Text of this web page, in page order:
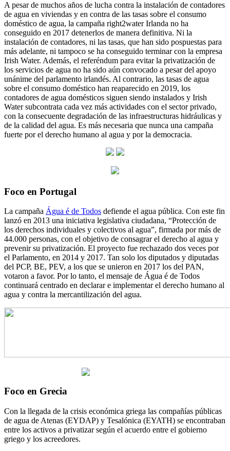
A pesar de muchos años de lucha contra la instalación de contadores
de agua en viviendas y en contra de las tasas sobre el consumo
doméstico de agua, la campaña right2water Irlanda no ha
conseguido en 2017 detenerlos de manera definitiva. Ni la
instalación de contadores, ni las tasas, que han sido pospuestas para
más adelante, ni tampoco se ha conseguido terminar con la empresa
Irish Water. Además, el referéndum para evitar la privatización de
los servicios de agua no ha sido aún convocado a pesar del apoyo
unánime del parlamento irlandés. Al contrario, las tasas de agua
sobre el consumo doméstico han reaparecido en 2019, los
contadores de agua domésticos siguen siendo instalados y Irish
Water subcontrata cada vez más actividades con el sector privado,
con la consecuente degradación de las infraestructuras hidráulicas y
de la calidad del agua. Es más necesaria que nunca una campaña
fuerte por el derecho humano al agua y por la democracia.
Foco en Portugal
La campaña Água é de Todos defiende el agua pública. Con este fin
lanzó en 2013 una iniciativa legislativa ciudadana, “Protección de
los derechos individuales y colectivos al agua”, firmada por más de
44.000 personas, con el objetivo de consagrar el derecho al agua y
prevenir su privatización. El proyecto fue rechazado dos veces por
el Parlamento, en 2014 y 2017. Tan solo los diputados y diputadas
del PCP, BE, PEV, a los que se unieron en 2017 los del PAN,
votaron a favor. Por lo tanto, el mensaje de Água é de Todos
continuará centrado en declarar e implementar el derecho humano al
agua y contra la mercantilización del agua.
Foco en Grecia
Con la llegada de la crisis económica griega las compañías públicas
de agua de Atenas (EYDAP) y Tesalónica (EYATH) se encontraban
entre los activos a privatizar según el acuerdo entre el gobierno
griego y los acreedores.